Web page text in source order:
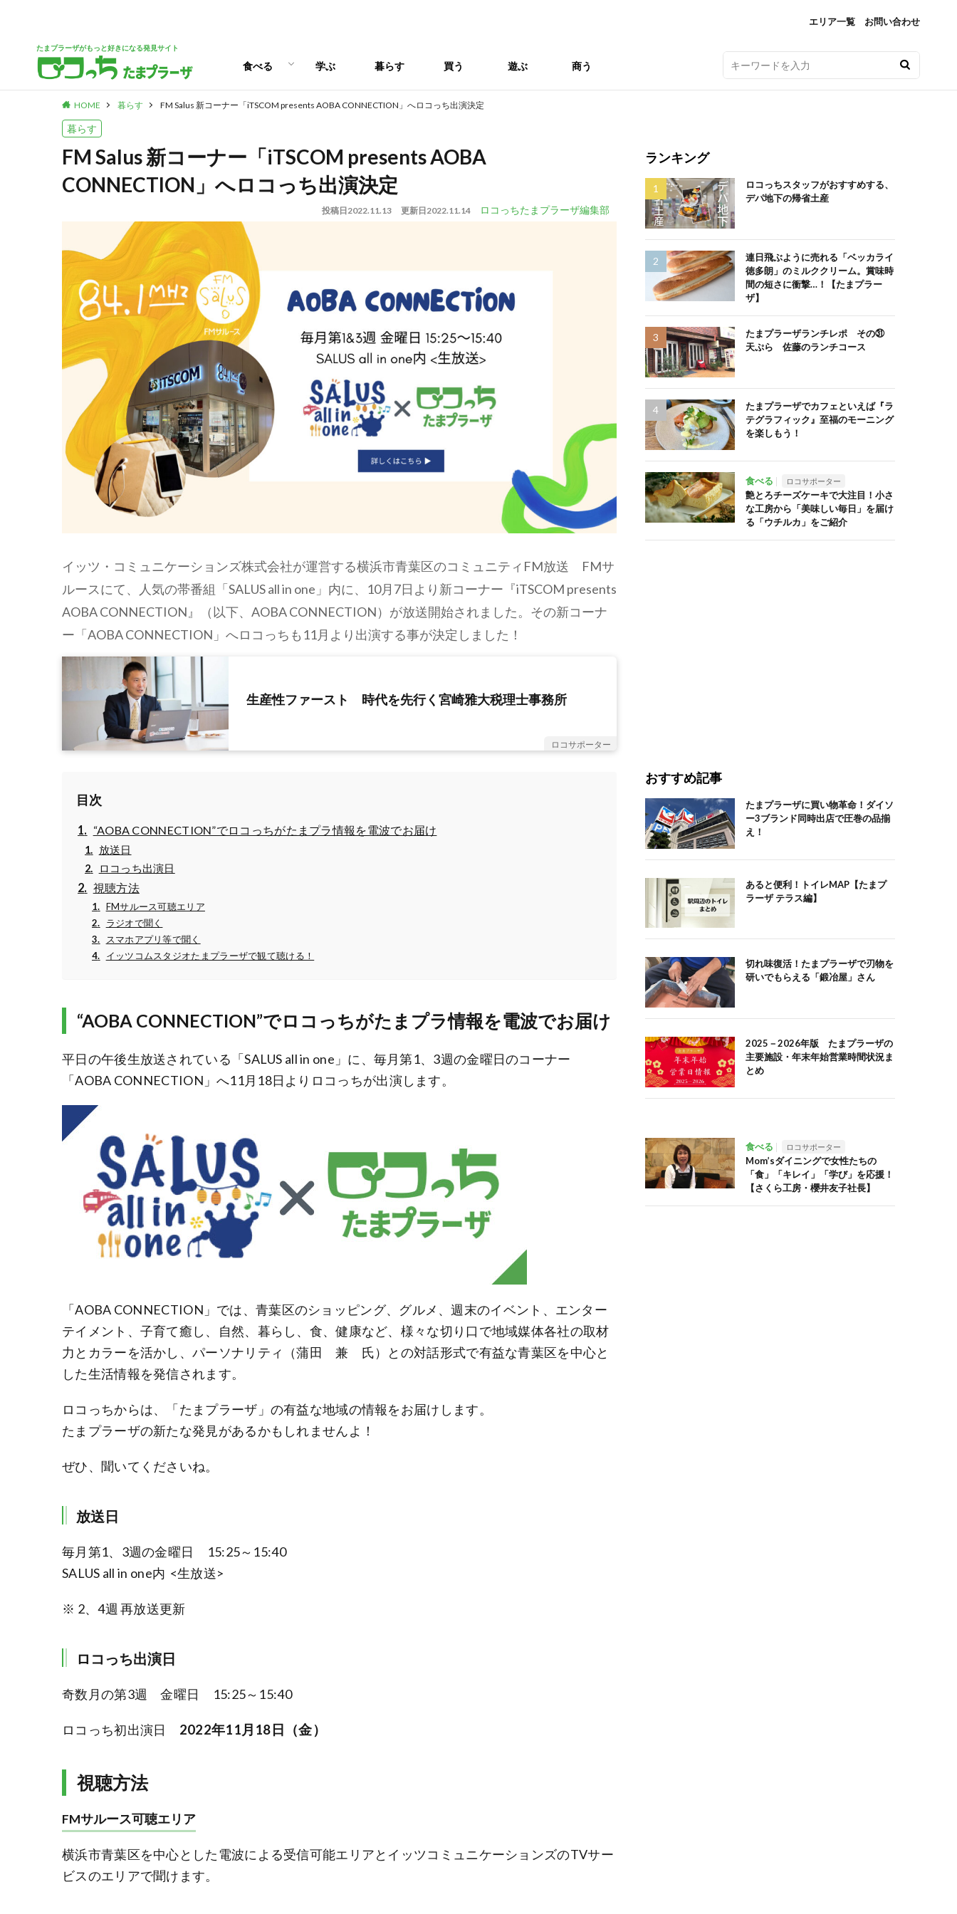
エリア一覧 お問い合わせ
たまプラーザがもっと好きになる発見サイト
食べる
パン
スイーツ
ランチ
カフェ
学ぶ 暮らす 買う 遊ぶ 商う
HOME 暮らす FM Salus 新コーナー「iTSCOM presents AOBA CONNECTION」へロコっち出演決定
暮らす
FM Salus 新コーナー「iTSCOM presents AOBA
CONNECTION」へロコっち出演決定
投稿日2022.11.13 更新日2022.11.14 ロコっちたまプラーザ編集部
イッツ・コミュニケーションズ株式会社が運営する横浜市青葉区のコミュニティFM放送 FMサ
ルースにて、人気の帯番組「SALUS all in one」内に、10月7日より新コーナー『iTSCOM presents
AOBA CONNECTION』（以下、AOBA CONNECTION）が放送開始されました。その新コーナ
ー「AOBA CONNECTION」へロコっちも11月より出演する事が決定しました！
生産性ファースト 時代を先行く宮崎雅大税理士事務所
ロコサポーター
目次
“AOBA CONNECTION”でロコっちがたまプラ情報を電波でお届け
放送日
ロコっち出演日
視聴方法
FMサルース可聴エリア
ラジオで聞く
スマホアプリ等で聞く
イッツコムスタジオたまプラーザで観て聴ける！
“AOBA CONNECTION”でロコっちがたまプラ情報を電波でお届け
平日の午後生放送されている「SALUS all in one」に、毎月第1、3週の金曜日のコーナー
「AOBA CONNECTION」へ11月18日よりロコっちが出演します。
「AOBA CONNECTION」では、青葉区のショッピング、グルメ、週末のイベント、エンター
テイメント、子育て癒し、自然、暮らし、食、健康など、様々な切り口で地域媒体各社の取材
力とカラーを活かし、パーソナリティ（蒲田 兼 氏）との対話形式で有益な青葉区を中心と
した生活情報を発信されます。
ロコっちからは、「たまプラーザ」の有益な地域の情報をお届けします。
たまプラーザの新たな発見があるかもしれませんよ！
ぜひ、聞いてくださいね。
放送日
毎月第1、3週の金曜日 15:25～15:40
SALUS all in one内 <生放送>
※ 2、4週 再放送更新
ロコっち出演日
奇数月の第3週 金曜日 15:25～15:40
ロコっち初出演日 2022年11月18日（金）
視聴方法
FMサルース可聴エリア
横浜市青葉区を中心とした電波による受信可能エリアとイッツコミュニケーションズのTVサー
ビスのエリアで聞けます。
ランキング
ロコっちスタッフがおすすめする、
デパ地下の帰省土産
連日飛ぶように売れる「ベッカライ
徳多朗」のミルククリーム。賞味時
間の短さに衝撃…！【たまプラー
ザ】
たまプラーザランチレポ その㉛
天ぷら 佐藤のランチコース
たまプラーザでカフェといえば『ラ
テグラフィック』至福のモーニング
を楽しもう！
食べる ロコサポーター
艶とろチーズケーキで大注目！小さ
な工房から「美味しい毎日」を届け
る「ウチルカ」をご紹介
おすすめ記事
たまプラーザに買い物革命！ダイソ
ー3ブランド同時出店で圧巻の品揃
え！
あると便利！トイレMAP【たまプ
ラーザ テラス編】
切れ味復活！たまプラーザで刃物を
研いでもらえる「鍛冶屋」さん
2025－2026年版 たまプラーザの
主要施設・年末年始営業時間状況ま
とめ
食べる ロコサポーター
Mom’sダイニングで女性たちの
「食」「キレイ」「学び」を応援！
【さくら工房・櫻井友子社長】